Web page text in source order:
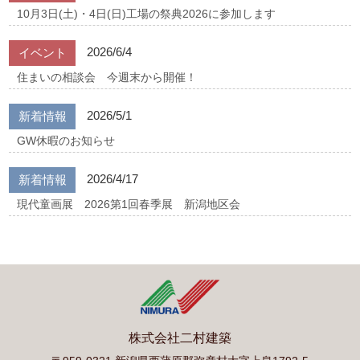
10月3日(土)・4日(日)工場の祭典2026に参加します
イベント 2026/6/4
住まいの相談会 今週末から開催！
新着情報 2026/5/1
GW休暇のお知らせ
新着情報 2026/4/17
現代童画展 2026第1回春季展 新潟地区会
株式会社二村建築